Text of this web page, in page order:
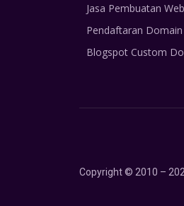
Jasa Pembuatan Web
Pendaftaran Domain
Blogspot Custom
Copyright © 2010 –